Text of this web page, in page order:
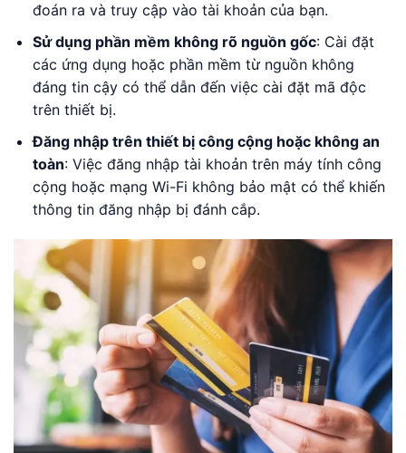
đoán ra và truy cập vào tài khoản của bạn.
Sử dụng phần mềm không rõ nguồn gốc: Cài đặt
các ứng dụng hoặc phần mềm từ nguồn không
đáng tin cậy có thể dẫn đến việc cài đặt mã độc
trên thiết bị.
Đăng nhập trên thiết bị công cộng hoặc không an
toàn: Việc đăng nhập tài khoản trên máy tính công
cộng hoặc mạng Wi-Fi không bảo mật có thể khiến
thông tin đăng nhập bị đánh cắp.